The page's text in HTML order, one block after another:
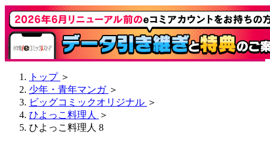
トップ ＞
少年・青年マンガ ＞
ビッグコミックオリジナル ＞
ひよっこ料理人
＞
ひよっこ料理人 8